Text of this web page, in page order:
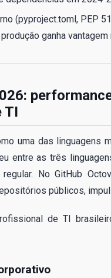
(pyproject.toml, PEP
ganha
TI
uma das linguagens
entre as três
No GitHub
públicos,
de TI